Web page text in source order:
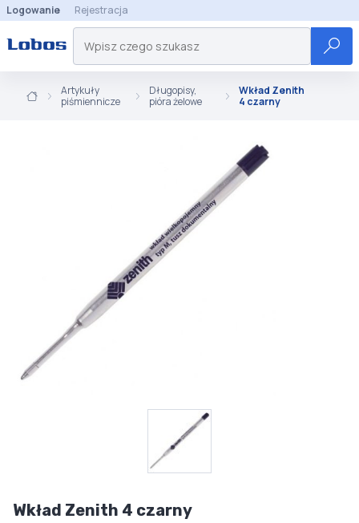
Logowanie Rejestracja
Artykuły
piśmiennicze
Długopisy,
pióra żelowe
Wkład Zenith
4 czarny
Wkład Zenith 4 czarny